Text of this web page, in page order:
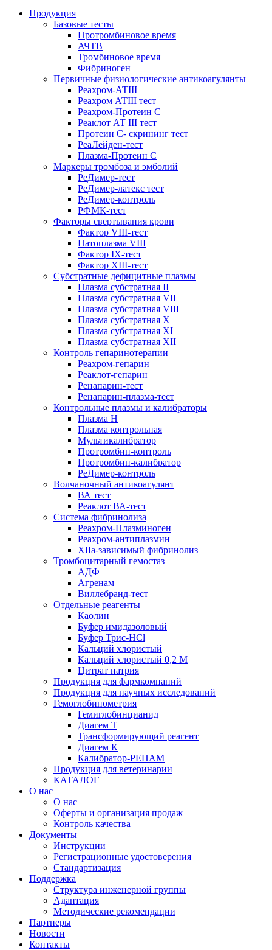
Продукция
Базовые тесты
Протромбиновое время
АЧТВ
Тромбиновое время
Фибриноген
Первичные физиологические антикоагулянты
Реахром-АТIII
Реахром АТIII тест
Реахром-Протеин С
Реаклот АТ III тест
Протеин С- скрининг тест
РеаЛейден-тест
Плазма-Протеин С
Маркеры тромбоза и эмболий
РеДимер-тест
РеДимер-латекс тест
РеДимер-контроль
РФМК-тест
Факторы свертывания крови
Фактор VIII-тест
Патоплазма VIII
Фактор IX-тест
Фактор XIII-тест
Субстратные дефицитные плазмы
Плазма субстратная II
Плазма субстратная VII
Плазма субстратная VIII
Плазма субстратная X
Плазма субстратная XI
Плазма субстратная XII
Контроль гепаринотерапии
Реахром-гепарин
Реаклот-гепарин
Ренапарин-тест
Ренапарин-плазма-тест
Контрольные плазмы и калибраторы
Плазма Н
Плазма контрольная
Мультикалибратор
Протромбин-контроль
Протромбин-калибратор
РеДимер-контроль
Волчаночный антикоагулянт
ВА тест
Реаклот ВА-тест
Система фибринолиза
Реахром-Плазминоген
Реахром-антиплазмин
XIIа-зависимый фибринолиз
Тромбоцитарный гемостаз
АДФ
Агренам
Виллебранд-тест
Отдельные реагенты
Каолин
Буфер имидазоловый
Буфер Трис-HCl
Кальций хлористый
Кальций хлористый 0,2 М
Цитрат натрия
Продукция для фармкомпаний
Продукция для научных исследований
Гемоглобинометрия
Гемиглобинцианид
Диагем Т
Трансформирующий реагент
Диагем К
Калибратор-РЕНАМ
Продукция для ветеринарии
КАТАЛОГ
О нас
О нас
Оферты и организация продаж
Контроль качества
Документы
Инструкции
Регистрационные удостоверения
Стандартизация
Поддержка
Структура инженерной группы
Адаптация
Методические рекомендации
Партнеры
Новости
Контакты